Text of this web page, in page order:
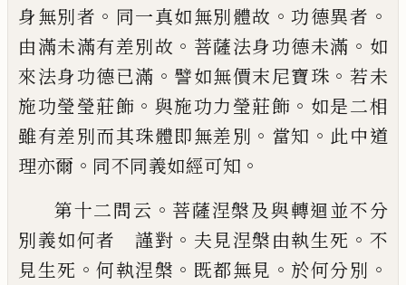
身無別者 。 同一真如無別體故 。 功德異者 。
由滿未滿有差別故 。 菩薩法身功德未滿 。 如
來法身功德已滿 。 譬如無價末尼寶珠 。若未
施功瑩瑩莊飾 。 與施功力瑩莊飾 。 如是二相
雖有差別而其珠體即無差別 。 當知 。 此中道
理亦爾 。 同不同義如經可知 。
第十二問云 。 菩薩涅槃及與轉迴並不分
別義如何者 謹對 。 夫見涅槃由執生死 。 不
見生死 。何執涅槃 。 既都無見 。 於何分別 。